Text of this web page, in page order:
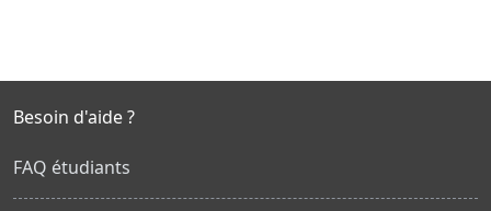
Besoin d'aide ?
FAQ étudiants